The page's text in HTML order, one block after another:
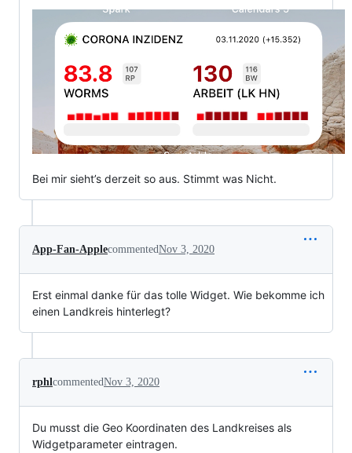
Bei mir sieht’s derzeit so aus. Stimmt was Nicht.
App-Fan-ApplecommentedNov 3, 2020
Erst einmal danke für das tolle Widget. Wie bekomme ich
einen Landkreis hinterlegt?
rphlcommentedNov 3, 2020
Du musst die Geo Koordinaten des Landkreises als
Widgetparameter eintragen.